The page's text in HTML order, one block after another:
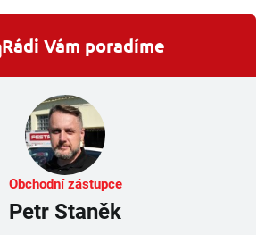
Rádi Vám poradíme
Obchodní zástupce
Petr Staněk